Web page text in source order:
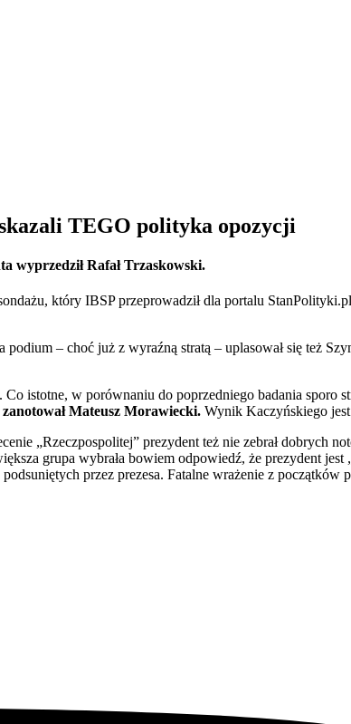
TEGO polityka opozycji
wyprzedził Rafał Trzaskowski.
który IBSP przeprowadził dla portalu
podium – choć już z wyraźną stratą – uplasował się też
istotne, w porównaniu do poprzedniego badania sporo
Mateusz Morawiecki. Wynik Kaczyńskiego
„Rzeczpospolitej” prezydent też nie zebrał dobrych
grupa wybrała bowiem odpowiedź, że prezydent
przez prezesa. Fatalne wrażenie z początków